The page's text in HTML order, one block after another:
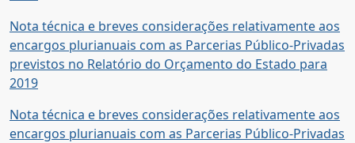
Nota técnica e breves considerações relativamente aos
encargos plurianuais com as Parcerias Público-Privadas
previstos no Relatório do Orçamento do Estado para
2019
Nota técnica e breves considerações relativamente aos
encargos plurianuais com as Parcerias Público-Privadas